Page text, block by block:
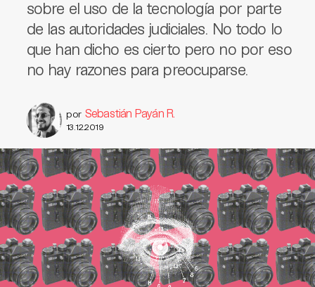
sobre el uso de la tecnología por parte
de las autoridades judiciales. No todo lo
que han dicho es cierto pero no por eso
no hay razones para preocuparse.
por Sebastián Payán R.
13.12.2019